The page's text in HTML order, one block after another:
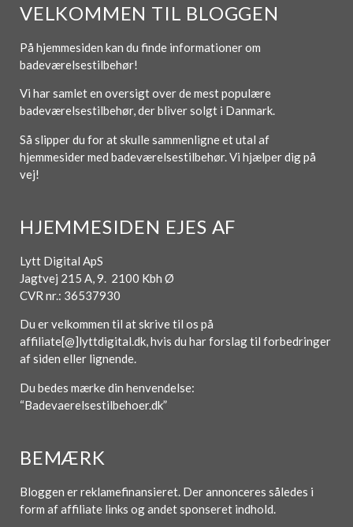
VELKOMMEN TIL BLOGGEN
På hjemmesiden kan du finde informationer om
badeværelsestilbehør!
Vi har samlet en oversigt over de mest populære
badeværelsestilbehør, der bliver solgt i Danmark.
Så slipper du for at skulle sammenligne et utal af
hjemmesider med badeværelsestilbehør. Vi hjælper dig på
vej!
HJEMMESIDEN EJES AF
Lytt Digital ApS
Jagtvej 215 A, 9. 2100 Kbh Ø
CVR nr.: 36537930
Du er velkommen til at skrive til os på
affiliate[@]lyttdigital.dk, hvis du har forslag til forbedringer
af siden eller lignende.
Du bedes mærke din henvendelse:
“Badevaerelsestilbehoer.dk”
BEMÆRK
Bloggen er reklamefinansieret. Der annonceres således i
form af affiliate links og andet sponseret indhold.